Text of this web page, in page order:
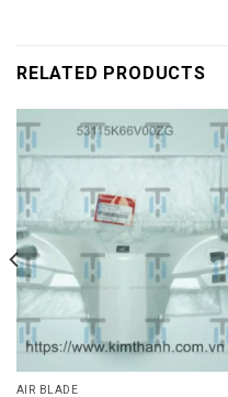
RELATED PRODUCTS
AIR BLADE